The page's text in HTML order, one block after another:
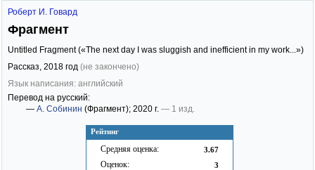
Рейтинг
Средняя оценка: 3.67
Оценок: 3
Роберт И. Говард
Фрагмент
Untitled Fragment («The next day I was sluggish and inefficient in my work...»)
Рассказ, 2018 год (не закончено)
Язык написания: английский
Перевод на русский:
— А. Собинин (Фрагмент); 2020 г. — 1 изд.